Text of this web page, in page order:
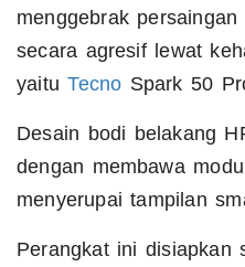
menggebrak
secara agresif lewat
yaituTecno Spark 50
Desain bodi belakang
dengan membawa
menyerupai tampilan
Perangkat ini disiapkan